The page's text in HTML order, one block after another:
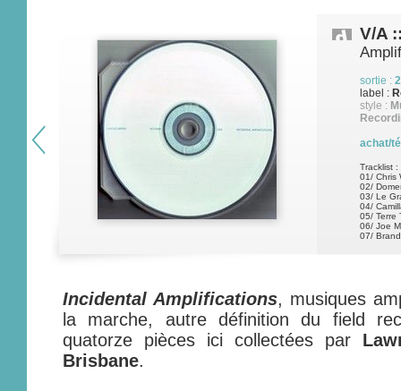
V/A
sortie :
label :
style :
achat/
Tracklist :
01/ Chris
02/
03/ Le
04/
05/ Terre
06/ Joe
07/
Incidental Amplifications, musiques
la marche, autre définition du field
quatorze pièces ici collectées par
Brisbane.